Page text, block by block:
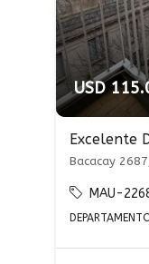
USD
Bacacay
MAU-